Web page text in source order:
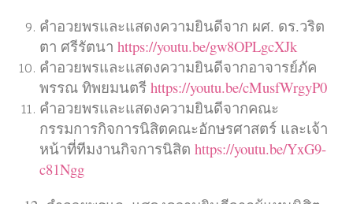
คำอวยพรและแสดงความยินดีจาก ผศ. ดร.วริต
ตา ศรีรัตนา https://youtu.be/gw8OPLgcXJk
คำอวยพรและแสดงความยินดีจากอาจารย์ภัค
พรรณ ทิพยมนตรี https://youtu.be/cMusfWrgyP0
คำอวยพรและแสดงความยินดีจากคณะ
กรรมการกิจการนิสิตคณะอักษรศาสตร์ และเจ้า
หน้าที่ทีมงานกิจการนิสิต https://youtu.be/YxG9-
c81Ngg